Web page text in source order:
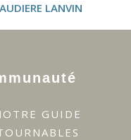
LANVIN
GUIDE